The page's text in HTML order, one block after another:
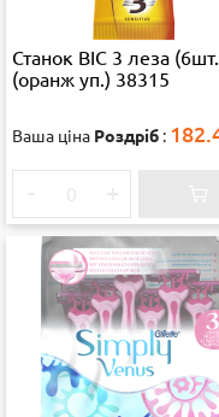
Станок ВІС 3 леза
(оранж уп.) 38315
Ваша ціна Роздріб :